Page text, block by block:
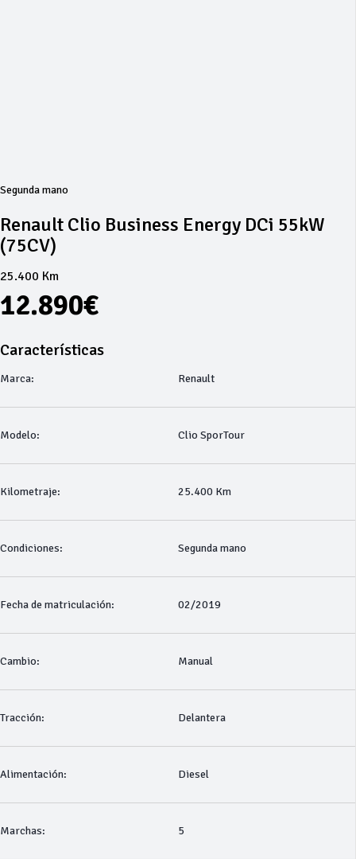
Segunda mano
Renault Clio Business Energy DCi 55kW
(75CV)
25.400 Km
12.890€
Características
Marca: Renault
Modelo: Clio SporTour
Kilometraje: 25.400 Km
Condiciones: Segunda mano
Fecha de matriculación: 02/2019
Cambio: Manual
Tracción: Delantera
Alimentación: Diesel
Marchas: 5